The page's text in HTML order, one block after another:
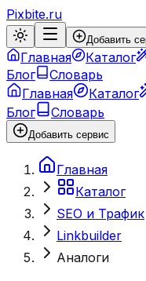
Pixbite.ru
Добавить
Главная Каталог
Блог
Словарь
Главная
Каталог
Блог
Словарь
Добавить сервис
Главная
Каталог
SEO и Трафик
Linkbuilder
Аналоги